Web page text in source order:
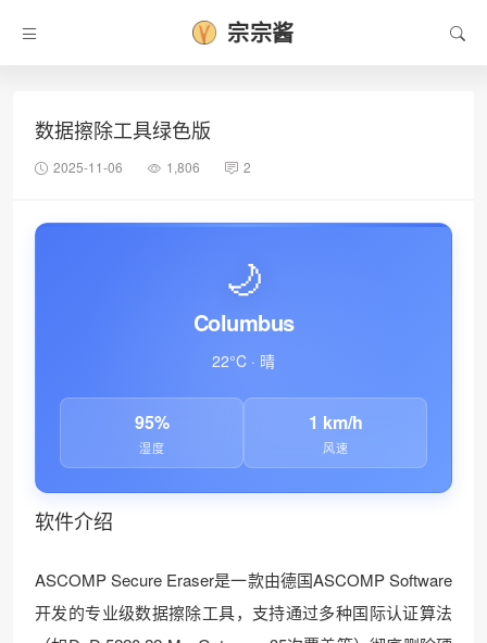
❆
宗宗酱
数据擦除工具绿色版
2025-11-06 1,806 2
🌙
Columbus
22°C · 晴
95%
湿度
1 km/h
风速
软件介绍
ASCOMP Secure Eraser是一款由德国ASCOMP Software
开发的专业级数据擦除工具，支持通过多种国际认证算法